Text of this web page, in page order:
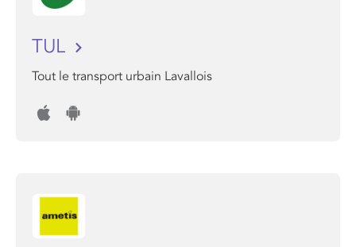
TUL
Tout le transport urbain Lavallois